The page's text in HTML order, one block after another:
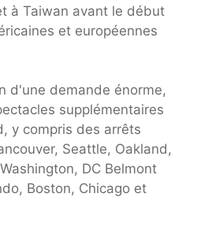
à Taiwan avant le début
et européennes
d'une demande énorme,
supplémentaires
y compris des arrêts
Seattle, Oakland,
DC Belmont
Boston, Chicago et